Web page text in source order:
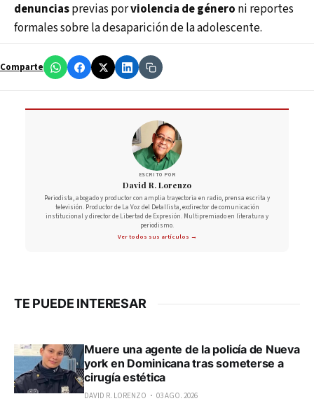
denunciasprevias porviolencia de género ni reportes
formales sobre la desaparición de la adolescente.
Comparte
ESCRITO POR
David R. Lorenzo
Periodista, abogado y productor con amplia trayectoria en radio, prensa escrita y
televisión. Productor de La Voz del Detallista, exdirector de comunicación
institucional y director de Libertad de Expresión. Multipremiado en literatura y
periodismo.
Ver todos sus artículos →
TE PUEDE INTERESAR
Muere una agente de la policía de Nueva
york en Dominicana tras someterse a
cirugía estética
DAVID R. LORENZO 03 AGO. 2026